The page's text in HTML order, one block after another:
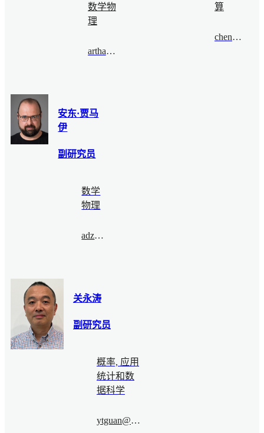
数学物
理
arthamonov@bimsa.cn
算
chengsong@bimsa.cn
安东·贾马
伊
副研究员
数学
物理
adzham@bimsa.cn
关永涛
副研究员
概率, 应用
统计和数
据科学
ytguan@bimsa.cn